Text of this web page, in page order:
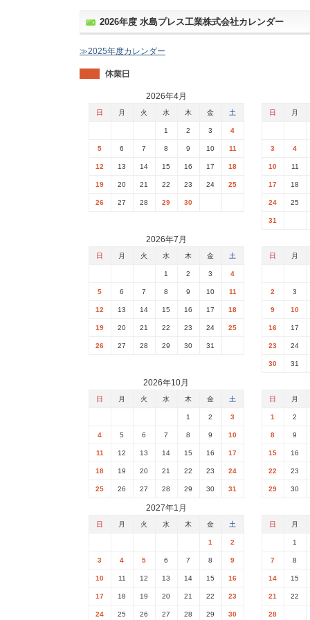
2026年度 水島プレス工業株式会社カレンダー
≫2025年度カレンダー
2026年4月
日 月 火 水 木 金 土
1 2 3 4
5 6 7 8 9 10 11
12 13 14 15 16 17 18
19 20 21 22 23 24 25
26 27 28 29 30
日 月
3 4
10 11
17 18
24 25
31
2026年7月
日 月 火 水 木 金 土
1 2 3 4
5 6 7 8 9 10 11
12 13 14 15 16 17 18
19 20 21 22 23 24 25
26 27 28 29 30 31
日 月
2 3
9 10
16 17
23 24
30 31
2026年10月
日 月 火 水 木 金 土
1 2 3
4 5 6 7 8 9 10
11 12 13 14 15 16 17
18 19 20 21 22 23 24
25 26 27 28 29 30 31
日 月
1 2
8 9
15 16
22 23
29 30
2027年1月
日 月 火 水 木 金 土
1 2
3 4 5 6 7 8 9
10 11 12 13 14 15 16
17 18 19 20 21 22 23
24 25 26 27 28 29 30
日 月
1
7 8
14 15
21 22
28